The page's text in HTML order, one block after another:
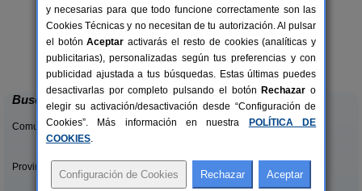
14 pers.
desde35 €
El Nido del Mirlo
Casarejos (Soria)
Buscar
Comunidades:
Provincias/Islas:
y necesarias para que todo funcione correctamente son las
Cookies Técnicas y no necesitan de tu autorización. Al pulsar
el botónAceptar activarás el resto de cookies (analíticas y
publicitarias), personalizadas según tus preferencias y con
publicidad ajustada a tus búsquedas. Estas últimas puedes
desactivarlas por completo pulsando el botón Rechazar o
elegir su activación/desactivación desde “Configuración de
Cookies”. Más información en nuestra
POLÍTICA DE
COOKIES.